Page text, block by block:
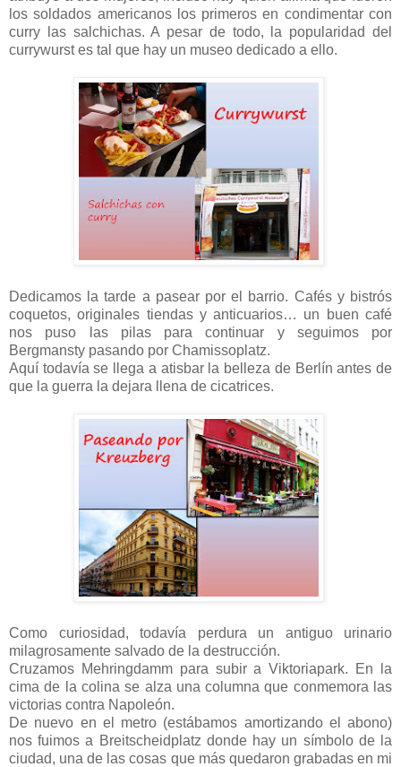
los soldados americanos los primeros en condimentar con
curry las salchichas. A pesar de todo, la popularidad del
currywurst es tal que hay un museo dedicado a ello.
Dedicamos la tarde a pasear por el barrio. Cafés y bistrós
coquetos, originales tiendas y anticuarios… un buen café
nos puso las pilas para continuar y seguimos por
Bergmansty pasando por Chamissoplatz.
Aquí todavía se llega a atisbar la belleza de Berlín antes de
que la guerra la dejara llena de cicatrices.
Como curiosidad, todavía perdura un antiguo urinario
milagrosamente salvado de la destrucción.
Cruzamos Mehringdamm para subir a Viktoriapark. En la
cima de la colina se alza una columna que conmemora las
victorias contra Napoleón.
De nuevo en el metro (estábamos amortizando el abono)
nos fuimos a Breitscheidplatz donde hay un símbolo de la
ciudad, una de las cosas que más quedaron grabadas en mi